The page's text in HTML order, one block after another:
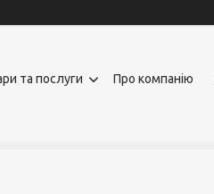
та послуги Про компанію